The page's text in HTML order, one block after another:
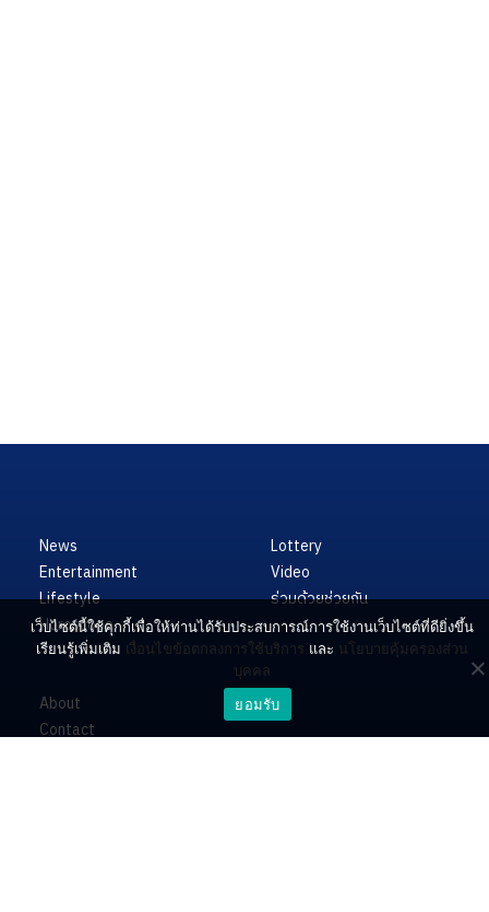
News
Entertainment
Lifestyle
Horoscope
Lottery
Video
ร่วมด้วยช่วยกัน
About
Contact
เว็บไซต์นี้ใช้คุกกี้เพื่อให้ท่านได้รับประสบการณ์การใช้งานเว็บไซต์ที่ดียิ่งขึ้น
เรียนรู้เพิ่มเติม เงื่อนไขข้อตกลงการใช้บริการ และ นโยบายคุ้มครองส่วน
บุคคล
ยอมรับ